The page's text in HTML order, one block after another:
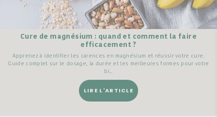
Cure de magnésium : quand et comment la faire
efficacement ?
Apprenez à identifier les carences en magnésium et réussir votre cure.
Guide complet sur le dosage, la durée et les meilleures formes pour votre
bi...
LIRE L'ARTICLE